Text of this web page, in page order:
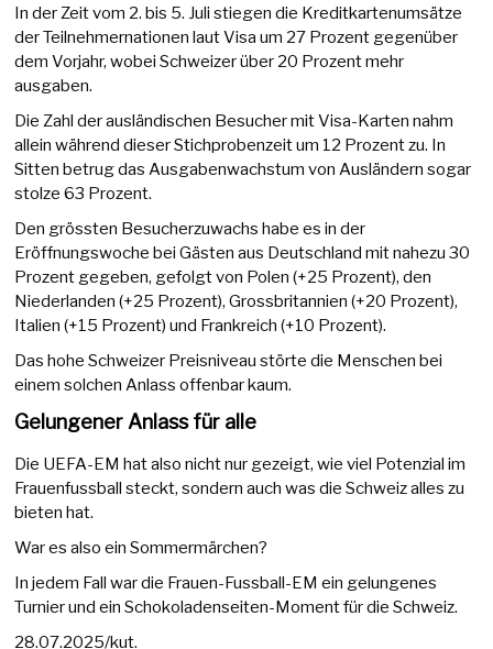
In der Zeit vom 2. bis 5. Juli stiegen die Kreditkartenumsätze
der Teilnehmernationen laut Visa um 27 Prozent gegenüber
dem Vorjahr, wobei Schweizer über 20 Prozent mehr
ausgaben.
Die Zahl der ausländischen Besucher mit Visa-Karten nahm
allein während dieser Stichprobenzeit um 12 Prozent zu. In
Sitten betrug das Ausgabenwachstum von Ausländern sogar
stolze 63 Prozent.
Den grössten Besucherzuwachs habe es in der
Eröffnungswoche bei Gästen aus Deutschland mit nahezu 30
Prozent gegeben, gefolgt von Polen (+25 Prozent), den
Niederlanden (+25 Prozent), Grossbritannien (+20 Prozent),
Italien (+15 Prozent) und Frankreich (+10 Prozent).
Das hohe Schweizer Preisniveau störte die Menschen bei
einem solchen Anlass offenbar kaum.
Gelungener Anlass für alle
Die UEFA-EM hat also nicht nur gezeigt, wie viel Potenzial im
Frauenfussball steckt, sondern auch was die Schweiz alles zu
bieten hat.
War es also ein Sommermärchen?
In jedem Fall war die Frauen-Fussball-EM ein gelungenes
Turnier und ein Schokoladenseiten-Moment für die Schweiz.
28.07.2025/kut.